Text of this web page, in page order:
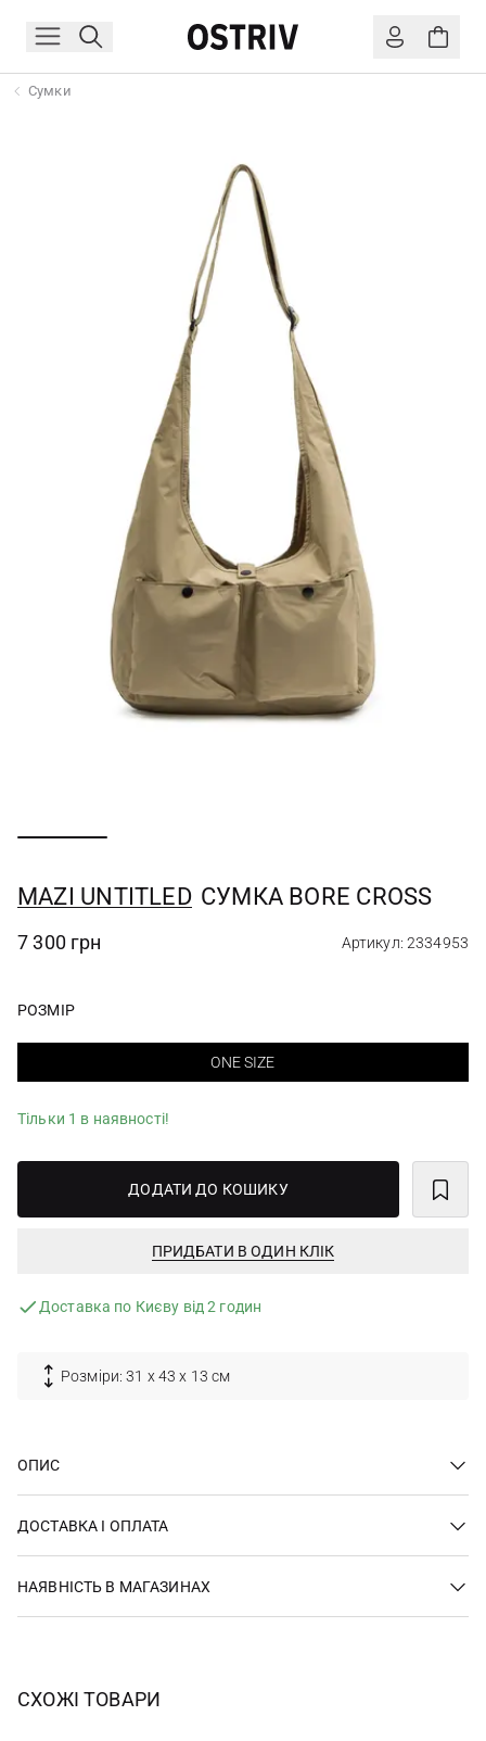
Сумки
MAZI UNTITLED СУМКА BORE CROSS
7 300 грн Артикул: 2334953
РОЗМІР
ONE SIZE
Тільки 1 в наявності!
ДОДАТИ ДО КОШИКУ
ПРИДБАТИ В ОДИН КЛІК
Доставка по Києву від 2 годин
Розміри: 31 х 43 х 13 см
ОПИС
ДОСТАВКА І ОПЛАТА
НАЯВНІСТЬ В МАГАЗИНАХ
СХОЖІ ТОВАРИ